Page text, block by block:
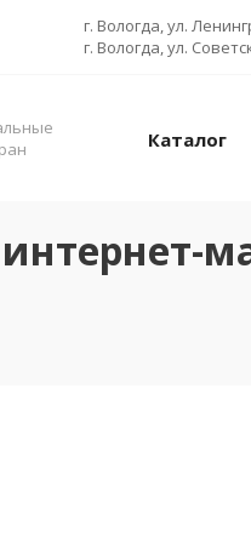
г. Вологда, ул.
г. Вологда, ул.
Каталог